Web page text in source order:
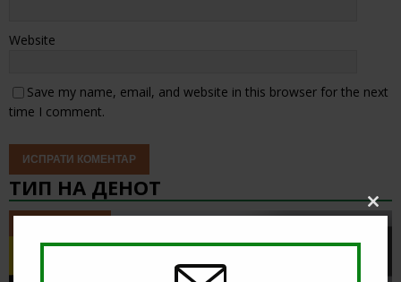
Website
Save my name, email, and website in this browser for the next
time I comment.
ТИП НА ДЕНОТ
this